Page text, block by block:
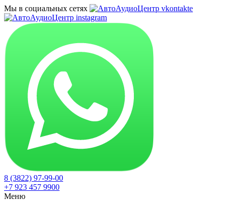
Мы в социальных сетях
8 (3822) 97-99-00
+7 923 457 9900
Меню